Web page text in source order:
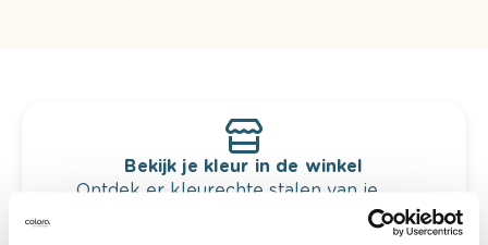
Bekijk je kleur in de winkel
Ontdek er kleurechte stalen van je